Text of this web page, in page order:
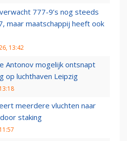
777-9’s nog steeds
maar maatschappij heeft ook
13:42
Antonov mogelijk ontsnapt
op luchthaven Leipzig
meerdere vluchten naar
staking